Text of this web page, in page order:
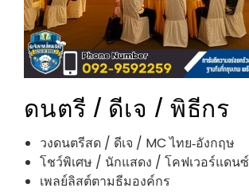
ดนตรี / ดีเจ / พิธีกร
วงดนตรีสด / ดีเจ / MC ไทย‑อังกฤษ
โชว์พิเศษ / นักแสดง / โคฟเวอร์แดนซ์
เพลย์ลิสต์ตามธีมองค์กร